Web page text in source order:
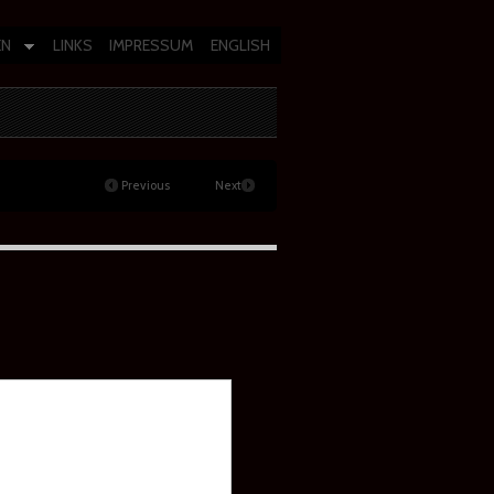
LINKS IMPRESSUM ENGLISH
Previous Next